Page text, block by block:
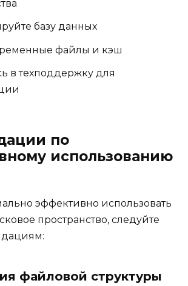
базу данных
файлы и кэш
в техподдержку для
по
использованию
эффективно использовать
пространство, следуйте
файловой структуры